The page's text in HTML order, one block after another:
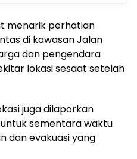
menarik perhatian
di kawasan Jalan
dan pengendara
lokasi sesaat setelah
juga dilaporkan
sementara waktu
dan evakuasi yang